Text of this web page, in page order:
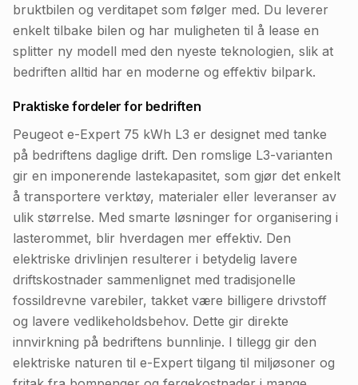
bruktbilen og verditapet som følger med. Du leverer
enkelt tilbake bilen og har muligheten til å lease en
splitter ny modell med den nyeste teknologien, slik at
bedriften alltid har en moderne og effektiv bilpark.
Praktiske fordeler for bedriften
Peugeot e-Expert 75 kWh L3 er designet med tanke
på bedriftens daglige drift. Den romslige L3-varianten
gir en imponerende lastekapasitet, som gjør det enkelt
å transportere verktøy, materialer eller leveranser av
ulik størrelse. Med smarte løsninger for organisering i
lasterommet, blir hverdagen mer effektiv. Den
elektriske drivlinjen resulterer i betydelig lavere
driftskostnader sammenlignet med tradisjonelle
fossildrevne varebiler, takket være billigere drivstoff
og lavere vedlikeholdsbehov. Dette gir direkte
innvirkning på bedriftens bunnlinje. I tillegg gir den
elektriske naturen til e-Expert tilgang til miljøsoner og